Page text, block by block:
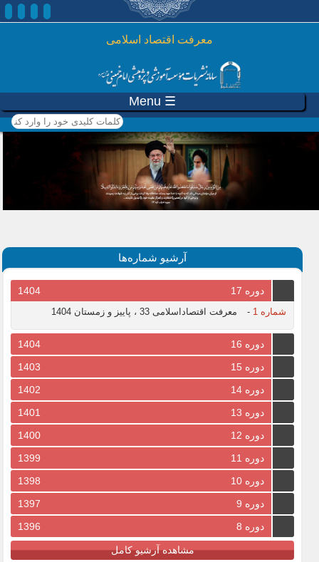
رفتن به محتوای اصلی
معرفت اقتصاد اسلامی
☰ Menu
کلمات کلیدی خود را وارد
کنید
آرشیو شماره‌ها
دوره 17 1404
شماره 1 - معرفت اقتصاداسلامی 33 ، پاییز و زمستان 1404
دوره 16
1404
دوره 15
1403
دوره 14
1402
دوره 13
1401
دوره 12
1400
دوره 11
1399
دوره 10
1398
دوره 9
1397
دوره 8
1396
مشاهده آرشیو کامل